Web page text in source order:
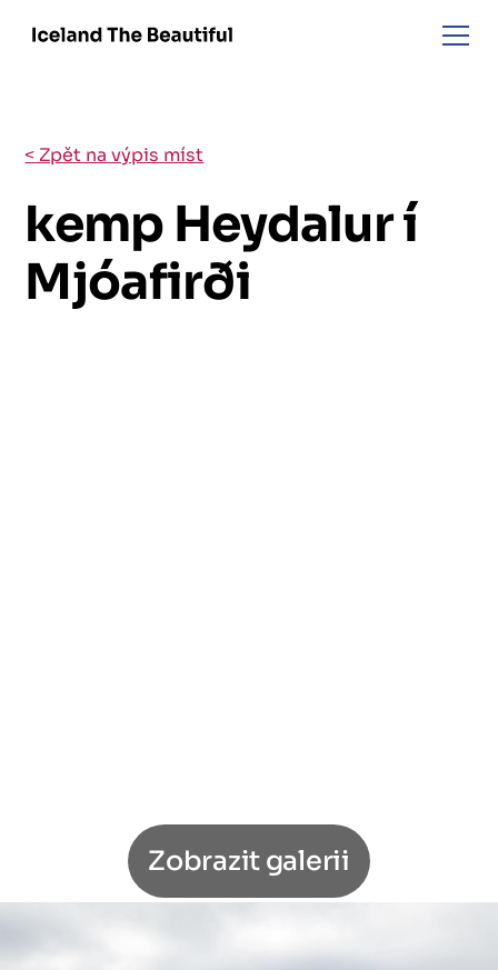
< Zpět na výpis míst
kemp Heydalur í
Mjóafirði
Zobrazit galerii